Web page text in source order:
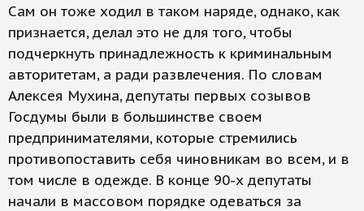
Сам он тоже ходил в таком наряде, однако, как
признается, делал это не для того, чтобы
подчеркнуть принадлежность к криминальным
авторитетам, а ради развлечения. По словам
Алексея Мухина, депутаты первых созывов
Госдумы были в большинстве своем
предпринимателями, которые стремились
противопоставить себя чиновникам во всем, и в
том числе в одежде. В конце 90-х депутаты
начали в массовом порядке одеваться за